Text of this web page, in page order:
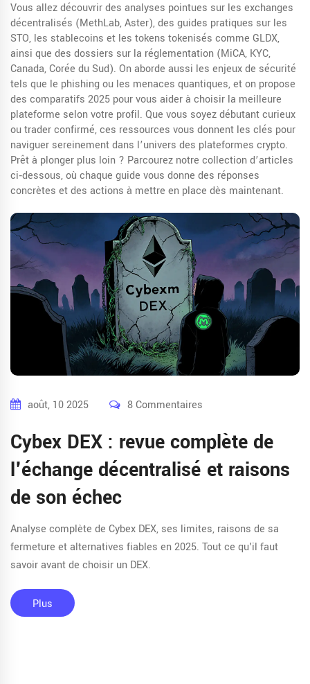
Vous allez découvrir des analyses pointues sur les exchanges
décentralisés (MethLab, Aster), des guides pratiques sur les
STO, les stablecoins et les tokens tokenisés comme GLDX,
ainsi que des dossiers sur la réglementation (MiCA, KYC,
Canada, Corée du Sud). On aborde aussi les enjeux de sécurité
tels que le phishing ou les menaces quantiques, et on propose
des comparatifs 2025 pour vous aider à choisir la meilleure
plateforme selon votre profil. Que vous soyez débutant curieux
ou trader confirmé, ces ressources vous donnent les clés pour
naviguer sereinement dans l’univers des plateformes crypto.
Prêt à plonger plus loin ? Parcourez notre collection d’articles
ci‑dessous, où chaque guide vous donne des réponses
concrètes et des actions à mettre en place dès maintenant.
août, 10 2025 8 Commentaires
Cybex DEX : revue complète de
l'échange décentralisé et raisons
de son échec
Analyse complète de Cybex DEX, ses limites, raisons de sa
fermeture et alternatives fiables en 2025. Tout ce qu'il faut
savoir avant de choisir un DEX.
Plus